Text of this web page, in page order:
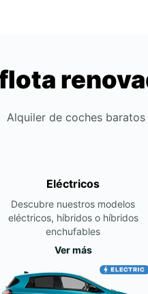
Alquiler de coches
Eléctricos
Descubre nuestros modelos
eléctricos, híbridos o híbridos
enchufables
Ver más